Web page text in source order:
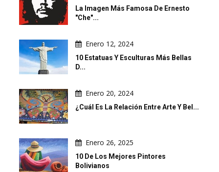
La Imagen Más Famosa De Ernesto
"Che"...
Enero 12, 2024
10 Estatuas Y Esculturas Más Bellas
D...
Enero 20, 2024
¿Cuál Es La Relación Entre Arte Y Bel...
Enero 26, 2025
10 De Los Mejores Pintores
Bolivianos